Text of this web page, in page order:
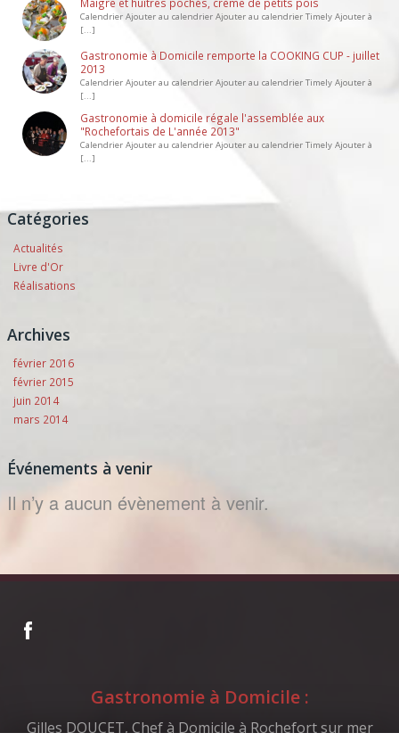
Calendrier Ajouter au calendrier Ajouter au calendrier Timely Ajouter à
[...]
Gastronomie à Domicile remporte la COOKING CUP - juillet
2013
Calendrier Ajouter au calendrier Ajouter au calendrier Timely Ajouter à
[...]
Gastronomie à domicile régale l'assemblée aux
"Rochefortais de L'année 2013"
Calendrier Ajouter au calendrier Ajouter au calendrier Timely Ajouter à
[...]
Catégories
Actualités
Livre d'Or
Réalisations
Archives
février 2016
février 2015
juin 2014
mars 2014
Événements à venir
Il n’y a aucun évènement à venir.
Gastronomie à Domicile :
Gilles DOUCET, Chef à Domicile à Rochefort sur mer